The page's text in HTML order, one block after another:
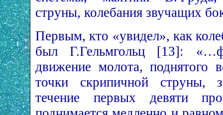
струны, колебания звучащих
Первым, кто «увидел», как
был Г.Гельмгольц [13]:
движение молота, поднятого
точки скрипичной струны,
течение первых девяти